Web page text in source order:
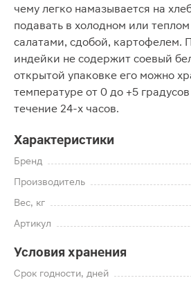
чему легко намазывается на
подавать в холодном или
салатами, сдобой, картофелем.
индейки не содержит соевый
открытой упаковке его можно
температуре от 0 до +5
течение 24-х часов.
Характеристики
Бренд
Производитель
Вес, кг
Артикул
Условия хранения
Срок годности, дней